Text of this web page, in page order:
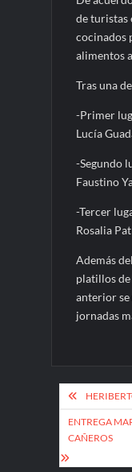
de turistas
cocinados
alimentos
Tras una
-Primer
Lucía
-Segundo
Faustino
-Tercer
Rosalia
Además
platillos de
anterior se
jornadas
de
entradas
ENTREGA
CAÑEROS